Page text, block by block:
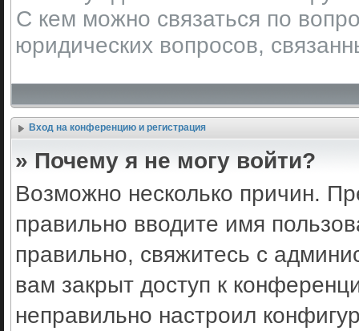
С кем можно связаться по
юридических вопросов,
Вход на конференцию и регистрация
» Почему я не могу войти?
Возможно несколько причин.
правильно вводите имя
правильно, свяжитесь с
вам закрыт доступ к
неправильно настроил